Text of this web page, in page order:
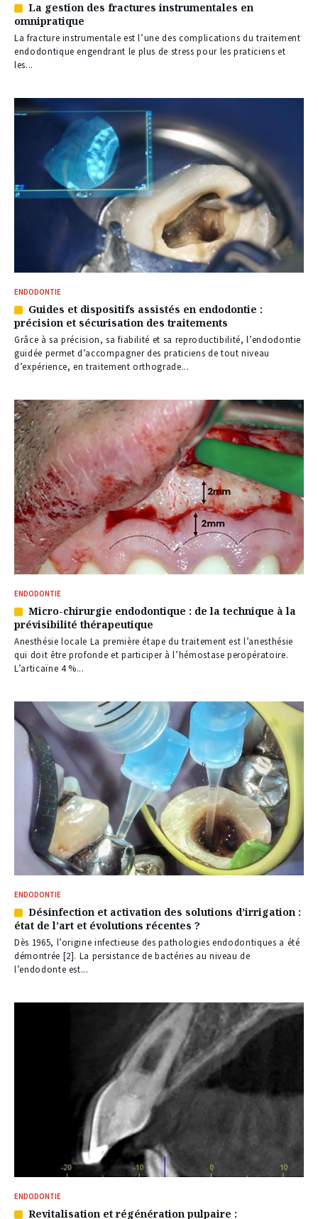
Article
réservé
à
nos
abonnés
La gestion des fractures instrumentales en
omnipratique
La fracture instrumentale est l’une des complications du traitement
endodontique engendrant le plus de stress pour les praticiens et
les...
ENDODONTIE
Article
réservé
à
nos
abonnés
Guides et dispositifs assistés en endodontie :
précision et sécurisation des traitements
Grâce à sa précision, sa fiabilité et sa reproductibilité, l’endodontie
guidée permet d’accompagner des praticiens de tout niveau
d’expérience, en traitement orthograde...
ENDODONTIE
Article
réservé
à
nos
abonnés
Micro-chirurgie endodontique : de la technique à la
prévisibilité thérapeutique
Anesthésie locale La première étape du traitement est l’anesthésie
qui doit être profonde et participer à l’hémostase peropératoire.
L’articaïne 4 %...
ENDODONTIE
Article
réservé
à
nos
abonnés
Désinfection et activation des solutions d’irrigation :
état de l’art et évolutions récentes ?
Dès 1965, l’origine infectieuse des pathologies endodontiques a été
démontrée [2]. La persistance de bactéries au niveau de
l’endodonte est...
ENDODONTIE
Article
Revitalisation et régénération pulpaire :